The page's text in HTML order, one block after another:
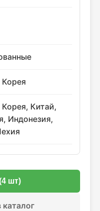
Китай,
Индонезия,
шт)